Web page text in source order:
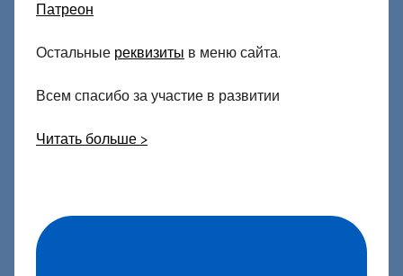
Патреон
Остальные реквизиты в меню сайта.
Всем спасибо за участие в развитии
Читать больше >